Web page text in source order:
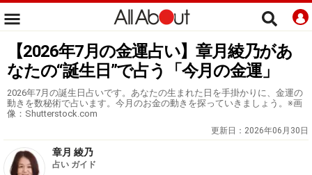
【2026年7月の金運占い】章月綾乃があ
なたの“誕生日”で占う「今月の金運」
2026年7月の誕生日占いです。あなたの生まれた日を手掛かりに、金運の
動きを数秘術で占います。今月のお金の動きを探っていきましょう。※画
像：Shutterstock.com
更新日： 2026年06月30日
章月 綾乃
占い ガイド